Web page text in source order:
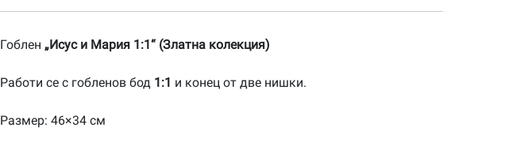
и
1:1-
Гоблен „Исус и Мария 1:1“ (Златна колекция)
Работи се с гобленов бод 1:1 и конец от две нишки.
Размер: 46×34 см